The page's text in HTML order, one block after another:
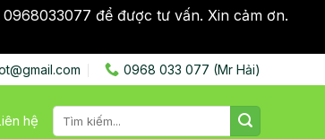
để được tư vấn. Xin cảm ơn.
0968 033 077 (Mr Hải)
hệ
Tìm
kiếm: